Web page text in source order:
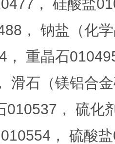
， 硅酸盐
， 钠盐（化
， 重晶石
滑石（镁铝合
010537， 硫化
， 硫酸